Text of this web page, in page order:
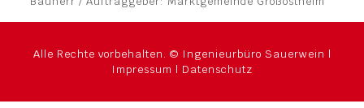
Alle Rechte vorbehalten. © Ingenieurbüro Sauerwein |
Impressum | Datenschutz